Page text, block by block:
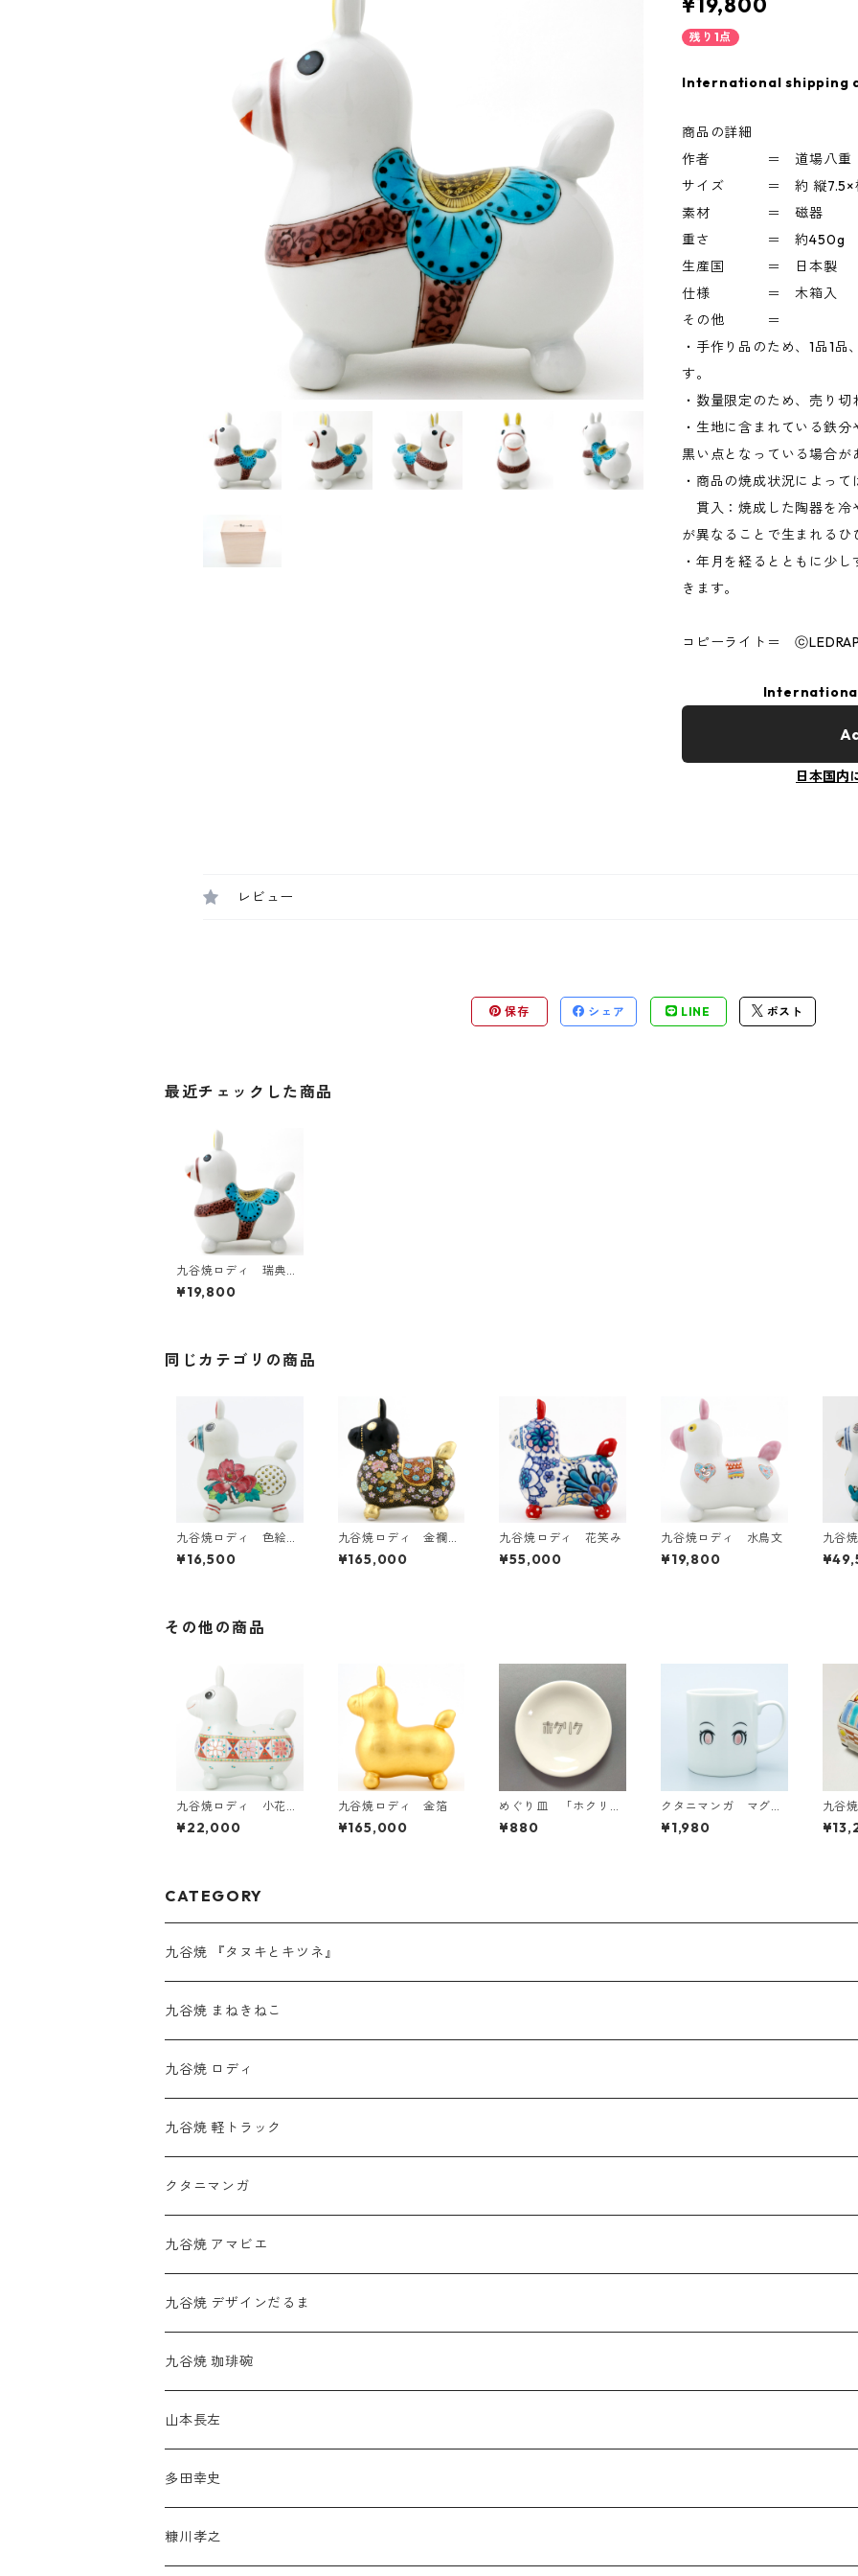
残り1点
International shipping
商品の詳細
作者 ＝ 道場八重
サイズ ＝ 約 縦7.5×横
素材 ＝ 磁器
重さ ＝ 約450g
生産国 ＝ 日本製
仕様 ＝ 木箱入
その他 ＝
・手作り品のため、1品1
す。
・数量限定のため、売り
・生地に含まれている鉄
黒い点となっている場合が
・商品の焼成状況によっ
貫入：焼成した陶器を冷
が異なることで生まれる
・年月を経るとともに少
きます。
コピーライト＝
日本国内
レビュー
保存 シェア LINE ポスト
最近チェックした商品
九谷焼ロディ 瑞典風
花文（白）
¥19,800
同じカテゴリの商品
九谷焼ロディ 色絵草
花
¥16,500
九谷焼ロディ 金襴手
花詰文
¥165,000
九谷焼ロディ 花笑み
¥55,000
九谷焼ロディ 水鳥文
¥19,800
九谷
蝶々
その他の商品
九谷焼ロディ 小花帯
紋
¥22,000
九谷焼ロディ 金箔
¥165,000
めぐり皿 「ホクリ
ク」
¥880
クタニマンガ マグカ
ップ （SAKURA）
¥1,980
九谷
何文
CATEGORY
九谷焼 『タヌキとキツネ』
九谷焼 まねきねこ
九谷焼 ロディ
九谷焼 軽トラック
クタニマンガ
九谷焼 アマビエ
九谷焼 デザインだるま
九谷焼 珈琲碗
山本長左
多田幸史
糠川孝之